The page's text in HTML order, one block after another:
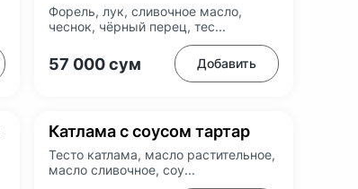
Форель, лук, сливочное масло,
чеснок, чёрный перец, тес...
57 000сум Добавить
Катлама с соусом тартар
Тесто катлама, масло растительное,
масло сливочное, соу...